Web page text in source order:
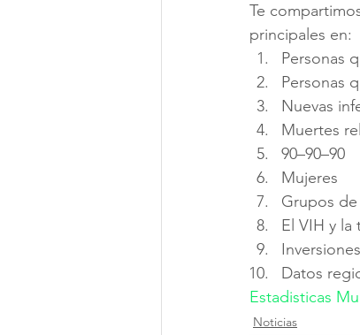
Te
principales en:
Personas
Personas
Nuevas
Muertes
90–90–90
Mujeres
Grupos
El VIH y la
Inversiones
Datos
Estadisticas
Noticias